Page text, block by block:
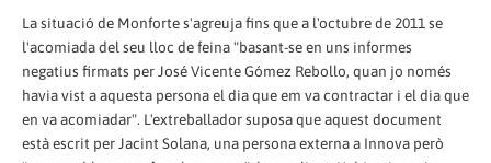
La situació de Monforte s'agreuja fins que a l'octubre de 2011 se
l'acomiada del seu lloc de feina "basant-se en uns informes
negatius firmats per José Vicente Gómez Rebollo, quan jo només
havia vist a aquesta persona el dia que em va contractar i el dia que
en va acomiadar". L'extreballador suposa que aquest document
està escrit per Jacint Solana, una persona externa a Innova però